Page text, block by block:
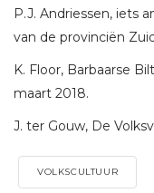
P.J. Andriessen, iets
van de provinciën
K. Floor, Barbaarse
maart 2018.
J. ter Gouw, De
VOLKSCULTUUR